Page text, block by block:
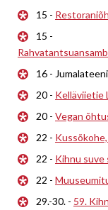
15 -
15 -
16 -
20 - Kelläviietie
20 - Vegan
22 -
22 - Kihnu
22 -
29.-30. - 59.